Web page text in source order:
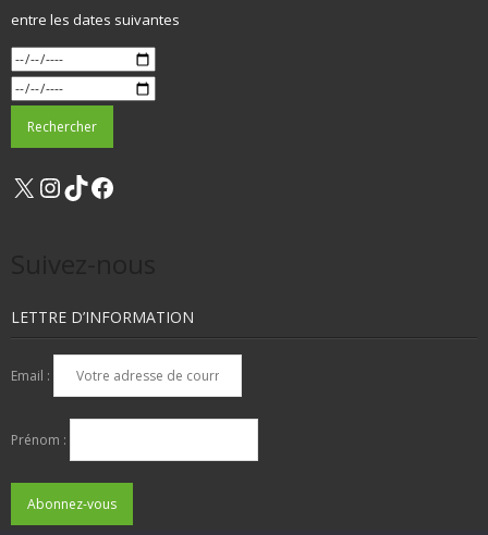
entre les dates suivantes
X Instagram
TikTok
LETTRE D’INFORMATION
Email :
Prénom :